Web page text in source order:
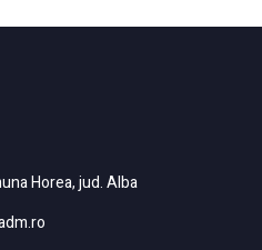
Horea, jud. Alba